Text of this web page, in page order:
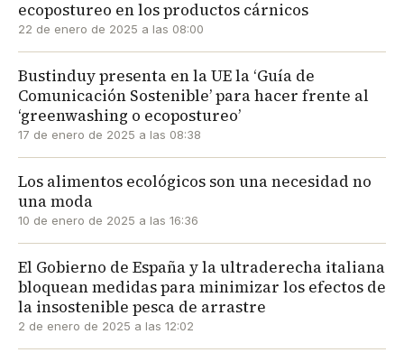
ecopostureo en los productos cárnicos
22 de enero de 2025 a las 08:00
Bustinduy presenta en la UE la ‘Guía de
Comunicación Sostenible’ para hacer frente al
‘greenwashing o ecopostureo’
17 de enero de 2025 a las 08:38
Los alimentos ecológicos son una necesidad no
una moda
10 de enero de 2025 a las 16:36
El Gobierno de España y la ultraderecha italiana
bloquean medidas para minimizar los efectos de
la insostenible pesca de arrastre
2 de enero de 2025 a las 12:02